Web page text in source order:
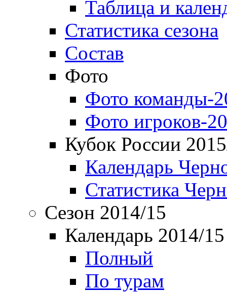
Таблица и
Статистика сезона
Состав
Фото
Фото команды-
Фото игроков-
Кубок России
Календарь
Статистика
Сезон 2014/15
Календарь 2014/15
Полный
По турам